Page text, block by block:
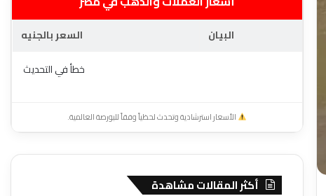
البيان
السعر بالجنيه
خطأ في التحديث
الأسعار استرشادية وتحدث لحظياً وفقاً للبورصة العالمية.
أكثر المقالات مشاهدة